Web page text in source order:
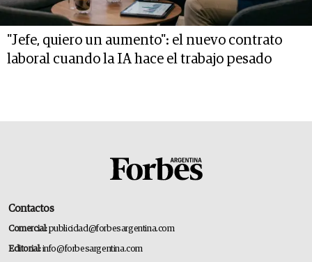
"Jefe, quiero un aumento": el nuevo contrato
laboral cuando la IA hace el trabajo pesado
Contactos
Comercial:publicidad@forbesargentina.com
Editorial:info@forbesargentina.com